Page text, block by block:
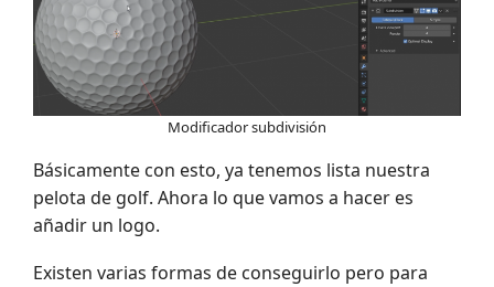
Modificador subdivisión
Básicamente con esto, ya tenemos lista nuestra
pelota de golf. Ahora lo que vamos a hacer es
añadir un logo.
Existen varias formas de conseguirlo pero para